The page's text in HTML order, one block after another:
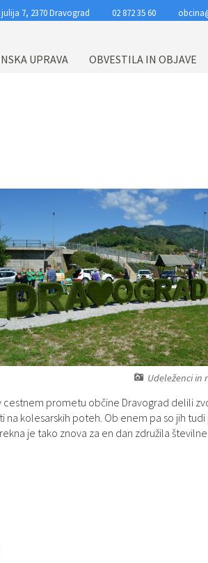
julija 7, 2370 Dravograd 02 872 35 60
UPRAVA OBVESTILA IN OBJAVE
Udeleženci in
cestnem prometu občine Dravograd delili
kolesarskih poteh. Ob enem pa so jih tudi
je tako znova za en dan združila